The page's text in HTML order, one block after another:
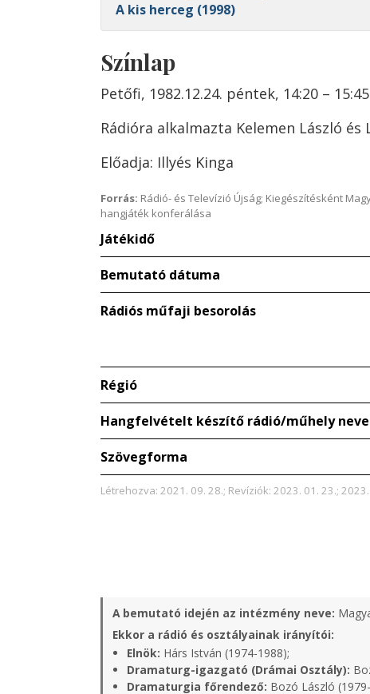
A kis herceg (1998)
Színlap
Petőfi, 1982.12.24. péntek, 14:20 –
Rádióra alkalmazta Kelemen László és
Előadja: Illyés Kinga
Forrás: Rádió- és Televízió Újság; Kiegészítésként
hangjáték konferálása
Játékidő
Bemutató dátuma
Rádiós műfaji besorolás
Régió
Hangfelvételt készítő rádió/műhely neve
Szövegforma
Létrehozva: 2021. 09. 28.; Revíziók: 2023. 01. 23.;
A bemutató idején az intézmény neve:
Ekkor a rádió és osztályainak irányítói:
Elnök: Hárs István (1974-1988);
Dramaturg-igazgató (Drámai Osztály):
Dramaturgia főrendező: Bozó László